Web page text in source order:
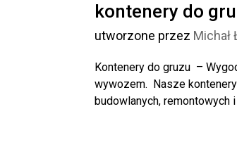
kontenery do
utworzone przez Michał
Kontenery do gruzu –
wywozem. Nasze
budowlanych, remontowych